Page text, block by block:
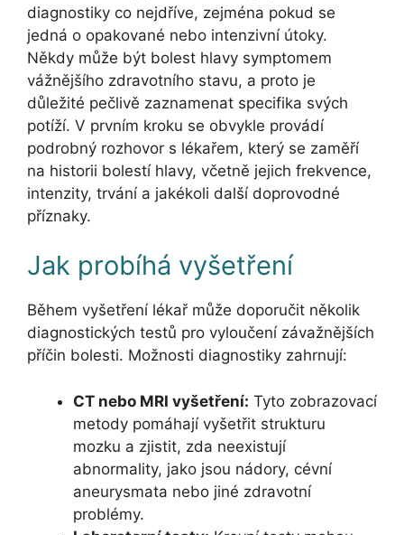
diagnostiky co nejdříve, zejména pokud se
jedná o opakované nebo intenzivní útoky.
Někdy může být bolest hlavy symptomem
vážnějšího zdravotního stavu, a proto je
důležité pečlivě zaznamenat specifika svých
potíží. V prvním kroku se obvykle provádí
podrobný rozhovor s lékařem, který se zaměří
na historii bolestí hlavy, včetně jejich frekvence,
intenzity, trvání a jakékoli další doprovodné
příznaky.
Jak probíhá vyšetření
Během vyšetření lékař může doporučit několik
diagnostických testů pro vyloučení závažnějších
příčin bolesti. Možnosti diagnostiky zahrnují:
CT nebo MRI vyšetření: Tyto zobrazovací
metody pomáhají vyšetřit strukturu
mozku a zjistit, zda neexistují
abnormality, jako jsou nádory, cévní
aneurysmata nebo jiné zdravotní
problémy.